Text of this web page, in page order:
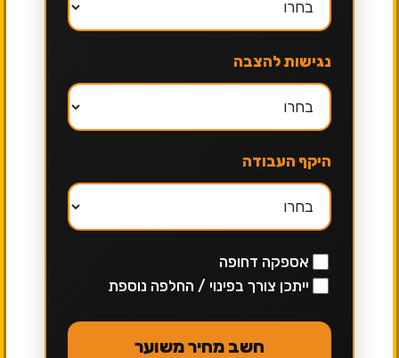
נגישות להצבה
היקף העבודה
אספקה דחופה
ייתכן צורך בפינוי / החלפה נוספת
חשב מחיר משוער